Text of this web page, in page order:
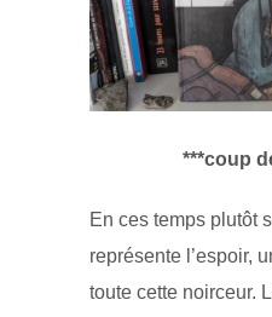
***coup
En ces temps plutôt
représente l’espoir,
toute cette noirceur.